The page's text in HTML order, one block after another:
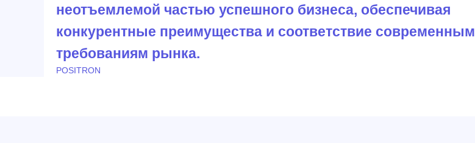
неотъемлемой частью успешного бизнеса, обеспечивая
конкурентные преимущества и соответствие современным
требованиям рынка.
POSITRON